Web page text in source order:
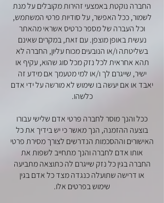
החברה נוקטת באמצעי זהירות מקובלים על מנת
לשמור, ככל האפשר, על סודיות פרטי המשתמש,
וכל העברה של מספר כרטיס אשראי מהאתר
נעשית באופן מוצפן. עם זאת, במקרים שאינם
בשליטתה ו/או הנובעים מכוח עליון, החברה לא
תהא אחראית לכל נזק מכל סוג שהוא, עקיף או
ישיר, שייגרם לך ו/או למי מטעמך אם מידע זה
יאבד או אם יעשה בו שימוש לא מורשה על ידי אדם
כלשהו.
ככל והנך מוסר לחברה פרטי אדם שלישי עבורו
בוצעה ההזמנה, הנך מאשר כי יש בידיך את כל
האישורים וההסכמות הנדרשים לצורך מסירת פרטי
אותו אדם לחברה והנך מתחייב לשפות את
החברה בגין כל נזק שייגרם לה כתוצאה מתביעה
או דרישה שתועלה כנגדה מצד כל אדם בגין
שימוש בפרטים אלו.